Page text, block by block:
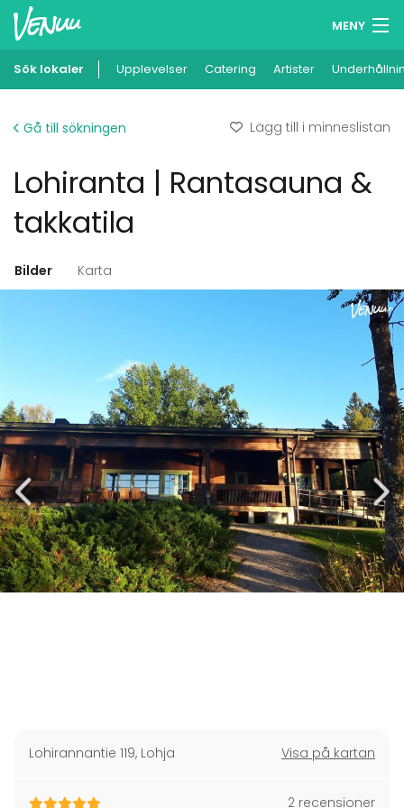
MENY
Minneslista
Lägg till din lokal
Sök lokaler Upplevelser Catering Artister
Gå till sökningen Lägg till i minneslistan
Lohiranta | Rantasauna &
takkatila
Bilder Karta
Lohirannantie 119, Lohja Visa på kartan
2 recensioner